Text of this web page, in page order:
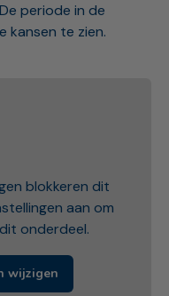
periode in de
kansen te zien.
blokkeren dit
aan om
onderdeel.
wijzigen